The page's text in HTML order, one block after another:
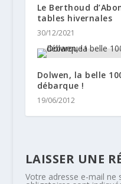
Le Berthoud
tables hivernales
30/12/2021
Dolwen, la belle
débarque !
19/06/2012
LAISSER UNE
Votre adresse e-mail ne